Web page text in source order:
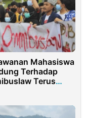
Mahasiswa
Terhadap
Terus